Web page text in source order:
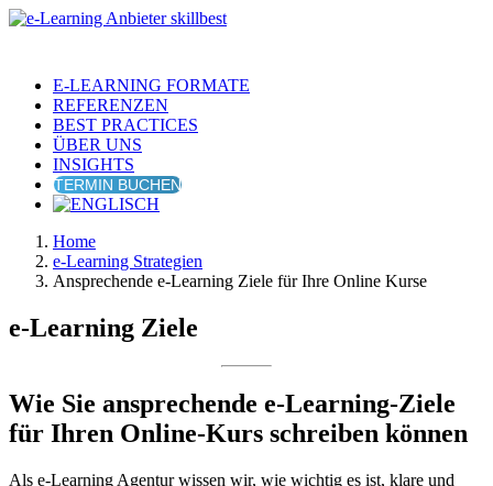
E-LEARNING FORMATE
REFERENZEN
BEST PRACTICES
ÜBER UNS
INSIGHTS
TERMIN BUCHEN
Home
e-Learning Strategien
Ansprechende e-Learning Ziele für Ihre Online Kurse
e-Learning Ziele
Wie Sie ansprechende e-Learning-Ziele
für Ihren Online-Kurs schreiben können
Als e-Learning Agentur wissen wir, wie wichtig es ist, klare und